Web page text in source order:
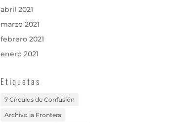
abril 2021
marzo 2021
febrero 2021
enero 2021
Etiquetas
7 Círculos de Confusión
Archivo la Frontera